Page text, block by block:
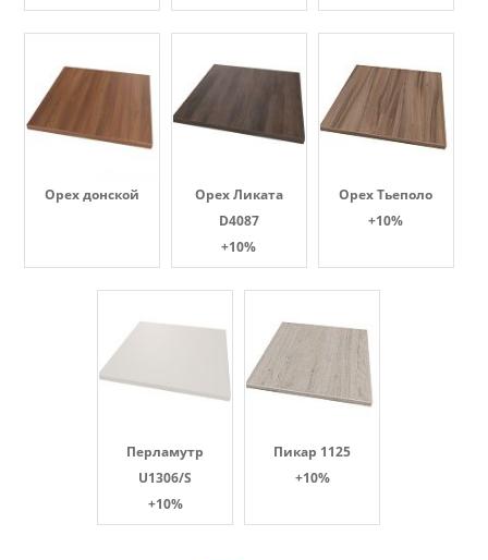
Орех донской
Орех Ликата
D4087
+10%
Орех Тьеполо
+10%
Перламутр
U1306/S
+10%
Пикар 1125
+10%